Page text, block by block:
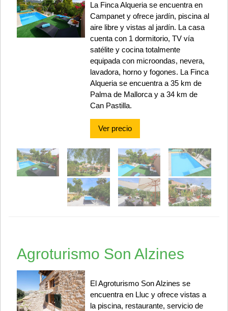
La Finca Alqueria se encuentra en
Campanet y ofrece jardín, piscina al
aire libre y vistas al jardín. La casa
cuenta con 1 dormitorio, TV vía
satélite y cocina totalmente
equipada con microondas, nevera,
lavadora, horno y fogones. La Finca
Alqueria se encuentra a 35 km de
Palma de Mallorca y a 34 km de
Can Pastilla.
Ver precio
Agroturismo Son Alzines
El Agroturismo Son Alzines se
encuentra en Lluc y ofrece vistas a
la piscina, restaurante, servicio de